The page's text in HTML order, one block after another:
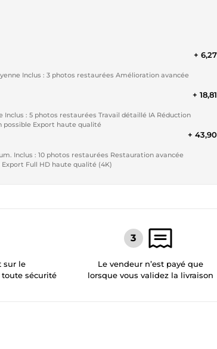
+
Export haute qualité
+
Full HD haute qualité (4K)
+
sur le
toute sécurité
Le vendeur n’est payé que
lorsque vous validez la livraison